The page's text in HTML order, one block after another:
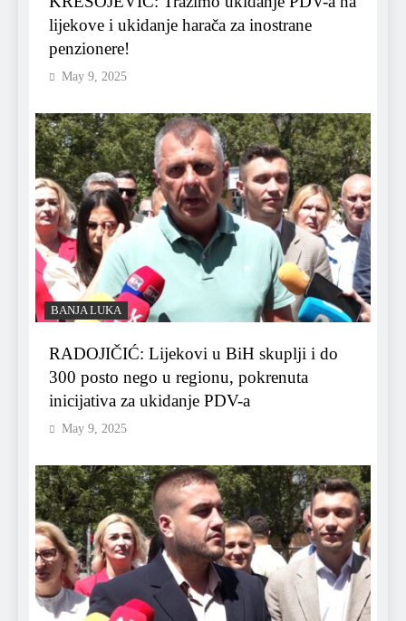
lijekove i ukidanje harača za inostrane
penzionere!
May 9, 2025
BANJA LUKA
RADOJIČIĆ: Lijekovi u BiH skuplji i do
300 posto nego u regionu, pokrenuta
inicijativa za ukidanje PDV-a
May 9, 2025